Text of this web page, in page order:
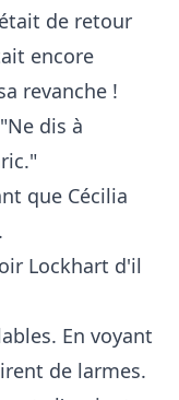
de retour
encore
revanche !
dis à
que Cécilia
Lockhart d'il
En voyant
de larmes.